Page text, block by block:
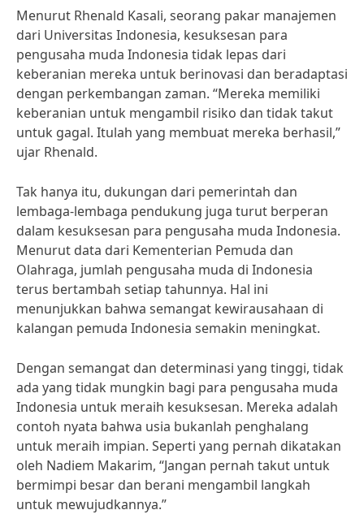
Menurut Rhenald Kasali, seorang pakar manajemen
dari Universitas Indonesia, kesuksesan para
pengusaha muda Indonesia tidak lepas dari
keberanian mereka untuk berinovasi dan beradaptasi
dengan perkembangan zaman. “Mereka memiliki
keberanian untuk mengambil risiko dan tidak takut
untuk gagal. Itulah yang membuat mereka berhasil,”
ujar Rhenald.
Tak hanya itu, dukungan dari pemerintah dan
lembaga-lembaga pendukung juga turut berperan
dalam kesuksesan para pengusaha muda Indonesia.
Menurut data dari Kementerian Pemuda dan
Olahraga, jumlah pengusaha muda di Indonesia
terus bertambah setiap tahunnya. Hal ini
menunjukkan bahwa semangat kewirausahaan di
kalangan pemuda Indonesia semakin meningkat.
Dengan semangat dan determinasi yang tinggi, tidak
ada yang tidak mungkin bagi para pengusaha muda
Indonesia untuk meraih kesuksesan. Mereka adalah
contoh nyata bahwa usia bukanlah penghalang
untuk meraih impian. Seperti yang pernah dikatakan
oleh Nadiem Makarim, “Jangan pernah takut untuk
bermimpi besar dan berani mengambil langkah
untuk mewujudkannya.”